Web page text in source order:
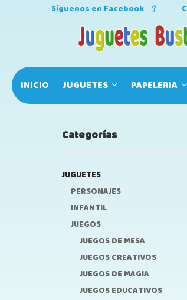
Síguenos en Facebook
INICIO JUGUETES PAPELERIA
Categorías
JUGUETES
PERSONAJES
INFANTIL
JUEGOS
JUEGOS DE MESA
JUEGOS CREATIVOS
JUEGOS DE MAGIA
JUEGOS EDUCATIVOS